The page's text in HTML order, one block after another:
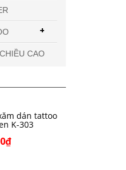
+
CAO
dán tattoo
K-303